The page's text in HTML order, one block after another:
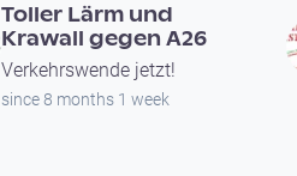
Toller Lärm und
Krawall gegen A26
Verkehrswende jetzt!
since 8 months 1 week